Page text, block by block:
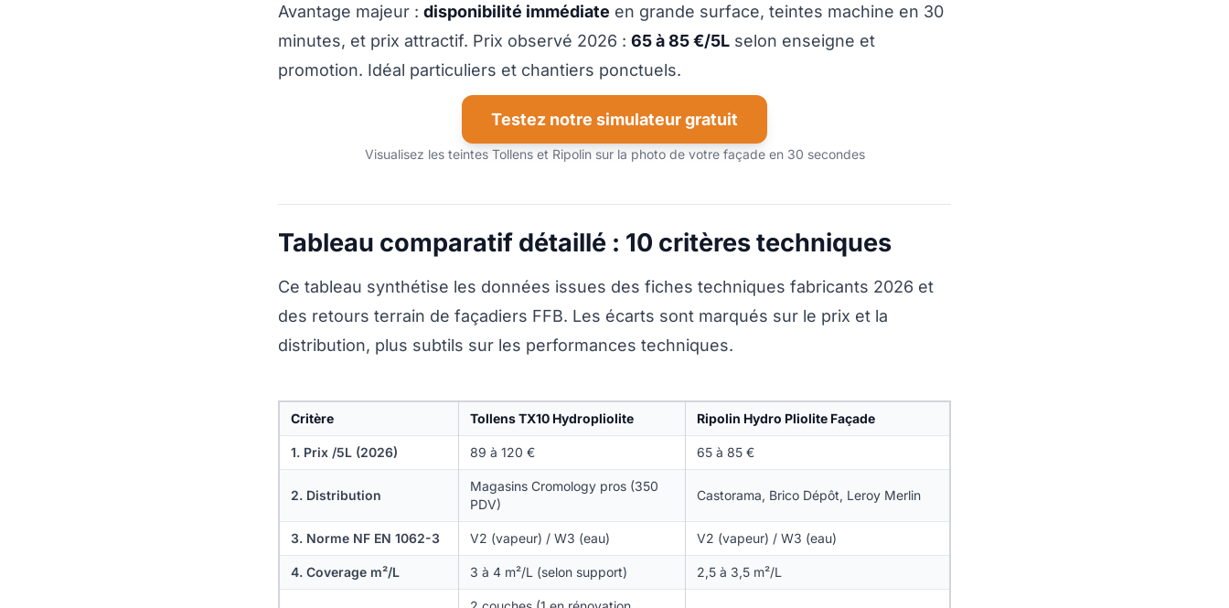
Avantage majeur : disponibilité immédiate en grande surface, teintes machine en 30
minutes, et prix attractif. Prix observé 2026 : 65 à 85 €/5L selon enseigne et
promotion. Idéal particuliers et chantiers ponctuels.
Testez notre simulateur gratuit
Visualisez les teintes Tollens et Ripolin sur la photo de votre façade en 30 secondes
Tableau comparatif détaillé : 10 critères techniques
Ce tableau synthétise les données issues des fiches techniques fabricants 2026 et
des retours terrain de façadiers FFB. Les écarts sont marqués sur le prix et la
distribution, plus subtils sur les performances techniques.
Critère Tollens TX10 Hydropliolite Ripolin Hydro Pliolite Façade
1. Prix /5L (2026) 89 à 120 € 65 à 85 €
2. Distribution
Magasins Cromology pros (350
PDV)
Castorama, Brico Dépôt, Leroy Merlin
3. Norme NF EN 1062-3 V2 (vapeur) / W3 (eau) V2 (vapeur) / W3 (eau)
4. Coverage m²/L 3 à 4 m²/L (selon support) 2,5 à 3,5 m²/L